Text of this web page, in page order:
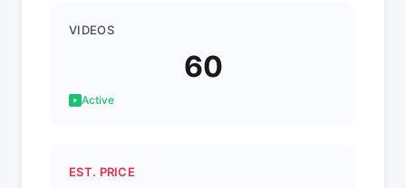
VIDEOS
60
Active
EST. PRICE